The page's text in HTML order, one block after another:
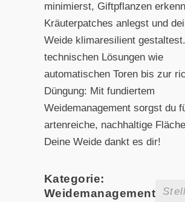
minimierst, Giftpflanzen
Kräuterpatches anlegst und
Weide klimaresilient
technischen Lösungen wie
automatischen Toren bis zur
Düngung: Mit fundiertem
Weidemanagement sorgst du
artenreiche, nachhaltige
Deine Weide dankt es dir!
Kategorie:
Weidemanagement